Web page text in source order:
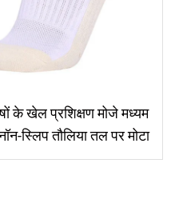
के खेल प्रशिक्षण मोजे मध्यम
स्लिप तौलिया तल पर मोटा